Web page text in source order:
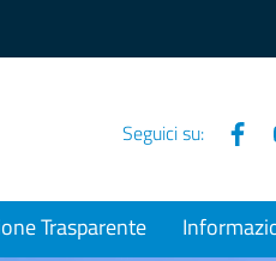
Seguici su:
Trasparente